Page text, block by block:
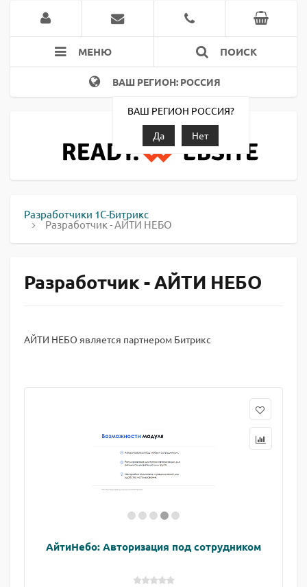
МЕНЮ ПОИСК
ВАШ РЕГИОН: РОССИЯ
ВАШ РЕГИОН РОССИЯ?
Да
Нет
Разработчики 1С-Битрикс
Разработчик - АЙТИ НЕБО
Разработчик - АЙТИ НЕБО
АЙТИ НЕБО является партнером Битрикс
АйтиНебо: Авторизация под сотрудником